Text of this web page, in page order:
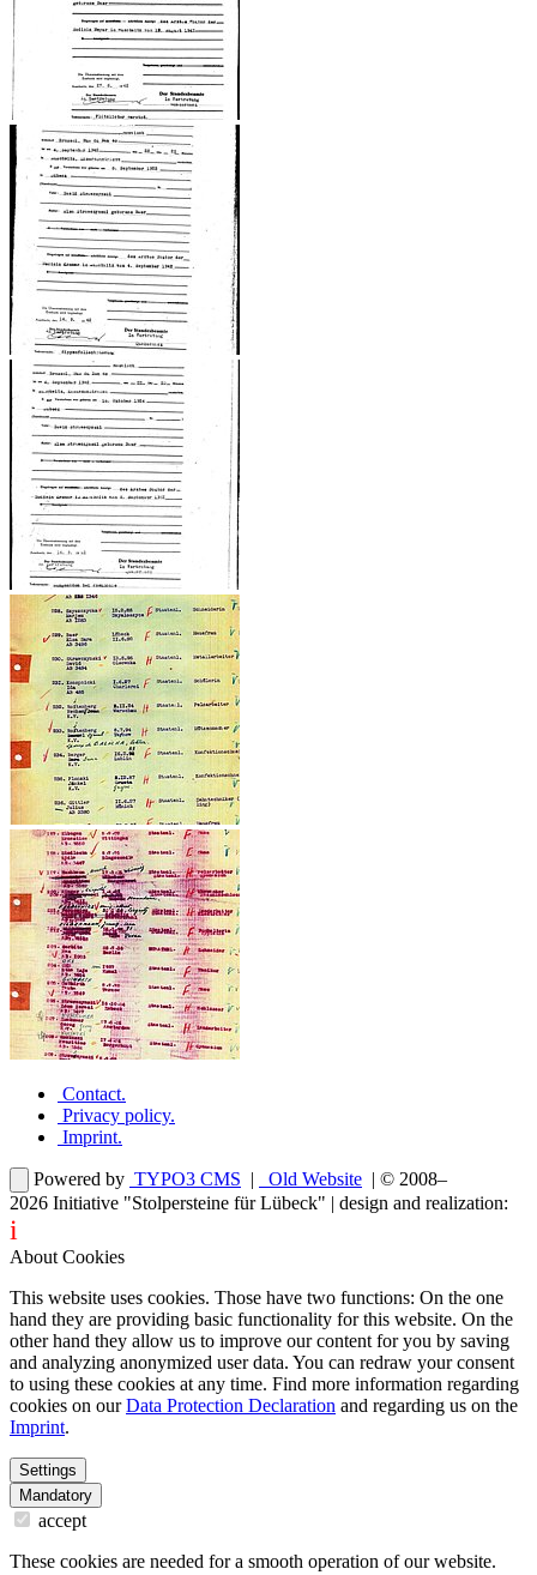
Contact.
Privacy policy.
Imprint.
Powered by TYPO3 CMS | Old Website | © 2008–
2026 Initiative "Stolpersteine für Lübeck" | design and realization:
i
About Cookies
This website uses cookies. Those have two functions: On the one
hand they are providing basic functionality for this website. On the
other hand they allow us to improve our content for you by saving
and analyzing anonymized user data. You can redraw your consent
to using these cookies at any time. Find more information regarding
cookies on ourData Protection Declaration and regarding us on the
Imprint.
Settings
Mandatory
accept
These cookies are needed for a smooth operation of our website.